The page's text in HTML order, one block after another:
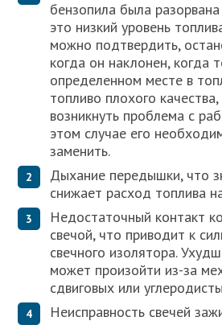
бензопила была
это низкий уровень
можно подтвердить,
когда он наклонен, когда
определенном месте в
топливо плохого
возникнуть проблема с
этом случае его
заменить.
Дыхание передышки, что
снижает расход топлива
Недостаточный контакт
свечой, что приводит к
свечного изолятора.
может произойти из-за
сдвиговых или
Неисправность свечей